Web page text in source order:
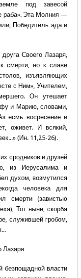
под завесой
раба». Эта Молния —
Победитель ада и
Своего Лазаря,
смерти, но к славе
изъявляющих
с Ним», Учителем,
Он утешает
и Марию, словами,
есмь восресение и
оживет. И всякий,
(Ин. 11,25-26).
сродников и друзей
из Иерусалима и
духом, возмутился
человека для
смерти (завистью
Тот ныне, скорбя
служившей гробом,
безпощадной власти